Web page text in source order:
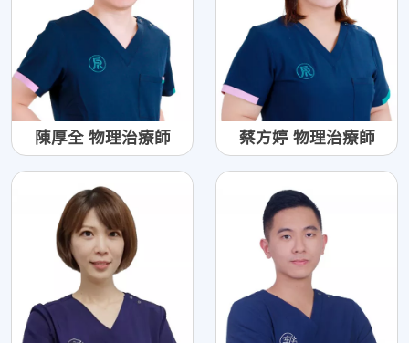
陳厚全 物理治療師 蔡方婷 物理治療師